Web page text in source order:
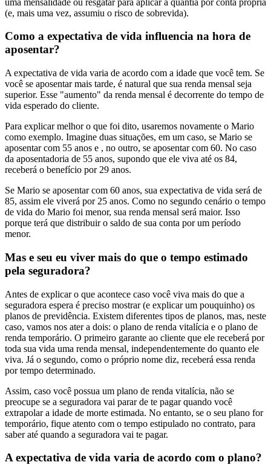
(e, mais uma vez, assumiu o risco de sobrevida).
Como a expectativa de vida influencia na hora de
aposentar?
A expectativa de vida varia de acordo com a idade que você tem. Se
você se aposentar mais tarde, é natural que sua renda mensal seja
superior. Esse "aumento" da renda mensal é decorrente do tempo de
vida esperado do cliente.
Para explicar melhor o que foi dito, usaremos novamente o Mario
como exemplo. Imagine duas situações, em um caso, se Mario se
aposentar com 55 anos e , no outro, se aposentar com 60. No caso
da aposentadoria de 55 anos, supondo que ele viva até os 84,
receberá o benefício por 29 anos.
Se Mario se aposentar com 60 anos, sua expectativa de vida será de
85, assim ele viverá por 25 anos. Como no segundo cenário o tempo
de vida do Mario foi menor, sua renda mensal será maior. Isso
porque terá que distribuir o saldo de sua conta por um período
menor.
Mas e seu eu viver mais do que o tempo estimado
pela seguradora?
Antes de explicar o que acontece caso você viva mais do que a
seguradora espera é preciso mostrar (e explicar um pouquinho) os
planos de previdência. Existem diferentes tipos de planos, mas, neste
caso, vamos nos ater a dois: o plano de renda vitalícia e o plano de
renda temporário. O primeiro garante ao cliente que ele receberá por
toda sua vida uma renda mensal, independentemente do quanto ele
viva. Já o segundo, como o próprio nome diz, receberá essa renda
por tempo determinado.
Assim, caso você possua um plano de renda vitalícia, não se
preocupe se a seguradora vai parar de te pagar quando você
extrapolar a idade de morte estimada. No entanto, se o seu plano for
temporário, fique atento com o tempo estipulado no contrato, para
saber até quando a seguradora vai te pagar.
A expectativa de vida varia de acordo com o plano?